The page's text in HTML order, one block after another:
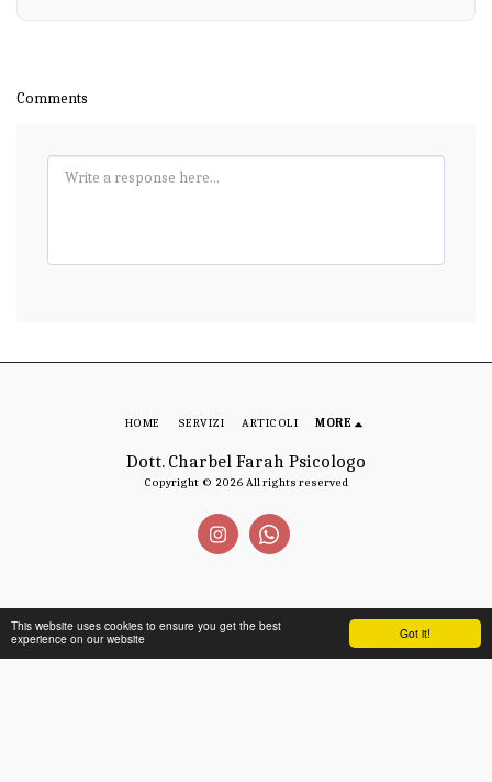
Got it!
This website uses cookies to ensure you get the best
experience on our website
Comments
Dott. Charbel Farah Psicologo
Copyright © 2026 All rights reserved
HOME SERVIZI ARTICOLI MORE